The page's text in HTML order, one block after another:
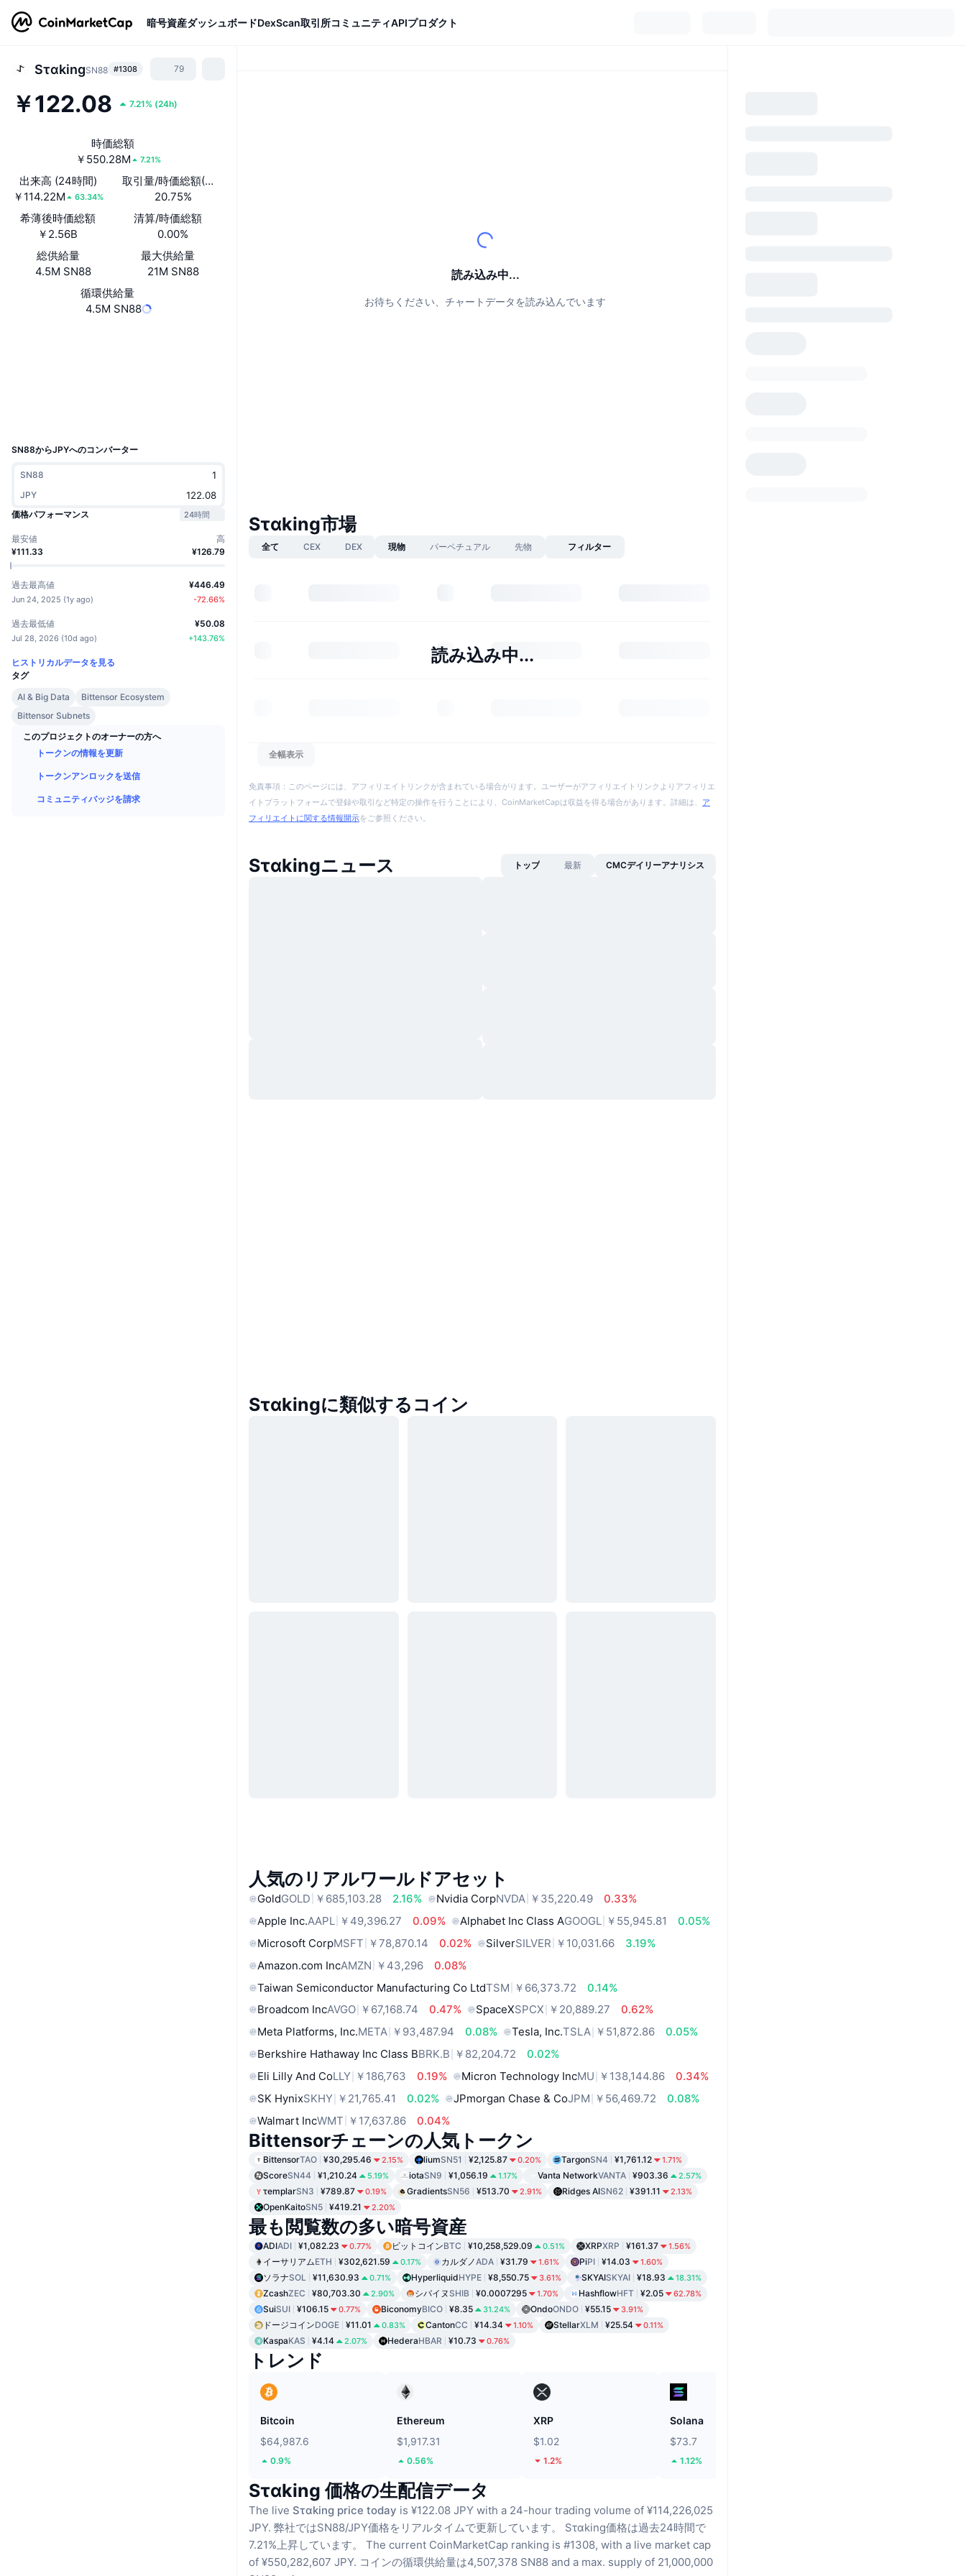
暗号資産ダッシュボードDexScan取引所コミュニティAPIプロダクト
SταkingSN88 #1308 79
￥122.08 7.21% (24h)
時価総額
￥550.28M
7.21%
出来高 (24時間)
￥114.22M
63.34%
取引量/時価総額(24時間)
20.75%
希薄後時価総額
￥2.56B
清算/時価総額
0.00%
総供給量
4.5M SN88
最大供給量
21M SN88
循環供給量
4.5M SN88
SN88からJPYへのコンバーター
SN88
JPY
価格パフォーマンス
24時間
最安値
¥111.33
高
¥126.79
過去最高値
Jun 24, 2025 (1y ago)
¥446.49
-72.66%
過去最低値
Jul 28, 2026 (10d ago)
¥50.08
+143.76%
ヒストリカルデータを見る
タグ
AI & Big Data
Bittensor Ecosystem
Bittensor Subnets
このプロジェクトのオーナーの方へ
トークンの情報を更新
トークンアンロックを送信
コミュニティバッジを請求
読み込み中...
お待ちください、チャートデータを読み込んでいます
Sταking市場
全て CEX DEX 現物 パーペチュアル 先物 フィルター
読み込み中...
全幅表示
免責事項：このページには、アフィリエイトリンクが含まれている場合がります。ユーザーがアフィリエイトリンクよりアフィリエ
イトプラットフォームで登録や取引など特定の操作を行うことにより、CoinMarketCapは収益を得る場合があります。詳細は、 ア
フィリエイトに関する情報開示をご参照ください。
Sταkingニュース トップ 最新 CMCデイリーアナリシス
Sταkingに類似するコイン
人気のリアルワールドアセット
GoldGOLD ￥685,103.28 2.16% Nvidia CorpNVDA ￥35,220.49
0.33%
Apple Inc.AAPL ￥49,396.27 0.09% Alphabet Inc Class AGOOGL ￥55,945.81
0.05%
Microsoft CorpMSFT ￥78,870.14 0.02% SilverSILVER ￥10,031.66
3.19%
Amazon.com IncAMZN ￥43,296
0.08%
Taiwan Semiconductor Manufacturing Co LtdTSM ￥66,373.72
0.14%
Broadcom IncAVGO ￥67,168.74 0.47% SpaceXSPCX ￥20,889.27
0.62%
Meta Platforms, Inc.META ￥93,487.94 0.08% Tesla, Inc.TSLA ￥51,872.86
0.05%
Berkshire Hathaway Inc Class BBRK.B ￥82,204.72
0.02%
Eli Lilly And CoLLY ￥186,763 0.19% Micron Technology IncMU ￥138,144.86
0.34%
SK HynixSKHY ￥21,765.41 0.02% JPmorgan Chase & CoJPM ￥56,469.72
0.08%
Walmart IncWMT ￥17,637.86 0.04%
Bittensorチェーンの人気トークン
BittensorTAO ¥30,295.46 2.15% liumSN51 ¥2,125.87 0.20% TargonSN4 ¥1,761.12 1.71%
ScoreSN44 ¥1,210.24 5.19% iotaSN9 ¥1,056.19 1.17% Vanta NetworkVANTA ¥903.36 2.57%
τemplarSN3 ¥789.87 0.19% GradientsSN56 ¥513.70 2.91% Ridges AISN62 ¥391.11 2.13%
OpenKaitoSN5 ¥419.21 2.20%
最も閲覧数の多い暗号資産
ADIADI ¥1,082.23 0.77% ビットコインBTC ¥10,258,529.09 0.51% XRPXRP ¥161.37 1.56%
イーサリアムETH ¥302,621.59 0.17% カルダノADA ¥31.79 1.61% PiPI ¥14.03 1.60%
ソラナSOL ¥11,630.93 0.71% HyperliquidHYPE ¥8,550.75 3.61% SKYAISKYAI ¥18.93 18.31%
ZcashZEC ¥80,703.30 2.90% シバイヌ SHIB ¥0.0007295 1.70% HashflowHFT ¥2.05 62.78%
SuiSUI ¥106.15 0.77% BiconomyBICO ¥8.35 31.24% OndoONDO ¥55.15 3.91%
ドージコインDOGE ¥11.01 0.83% CantonCC ¥14.34 1.10% StellarXLM ¥25.54 0.11%
KaspaKAS ¥4.14 2.07% HederaHBAR ¥10.73 0.76%
トレンド
Bitcoin
$64,987.6
0.9%
Ethereum
$1,917.31
0.56%
XRP
$1.02
1.2%
Solana
$73.7
1.12%
Sταking 価格の生配信データ
The live Sταking price today is ¥122.08 JPY with a 24-hour trading volume of ¥114,226,025
JPY. 弊社ではSN88/JPY価格をリアルタイムで更新しています。
Sταking価格は過去24時間で
7.21%上昇しています。
The current CoinMarketCap ranking is #1308, with a live market cap
of ¥550,282,607 JPY. コインの循環供給量は4,507,378 SN88 and a max. supply of 21,000,000